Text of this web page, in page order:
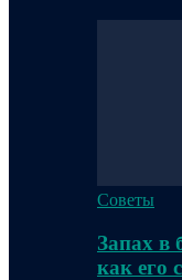
Советы
Запах в
как его